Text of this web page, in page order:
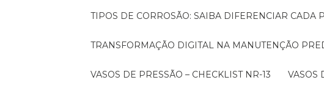
TIPOS DE CORROSÃO: SAIBA DIFERENCIAR CADA
TRANSFORMAÇÃO DIGITAL NA MANUTENÇÃO
VASOS DE PRESSÃO – CHECKLIST NR-13